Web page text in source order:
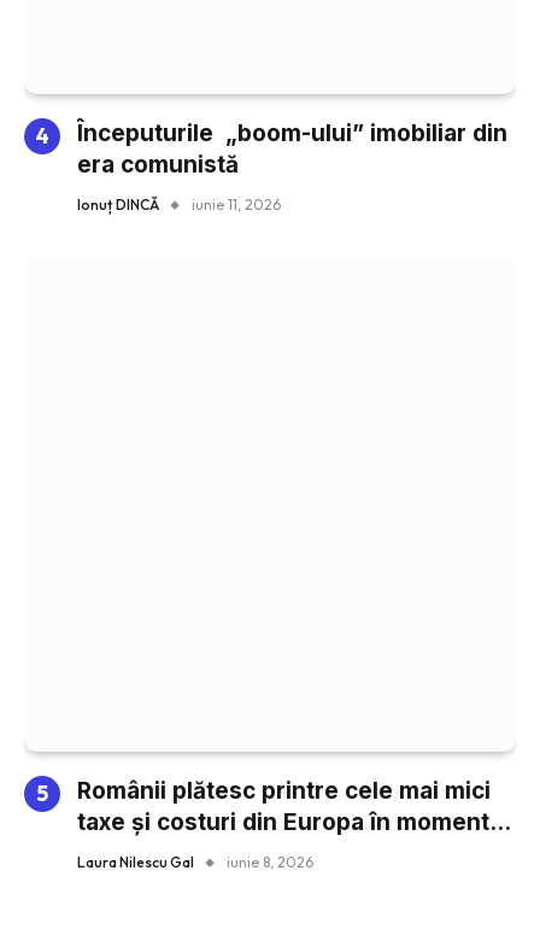
Începuturile „boom-ului” imobiliar din
era comunistă
Ionuț DINCĂ iunie 11, 2026
Românii plătesc printre cele mai mici
taxe și costuri din Europa în momentul
cumpărării unei locuințe prin credit
Laura Nilescu Gal iunie 8, 2026